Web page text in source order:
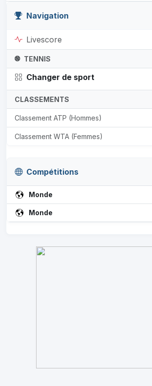
Navigation
Livescore
TENNIS
Changer de sport
CLASSEMENTS
Classement ATP (Hommes)
Classement WTA (Femmes)
Compétitions
Monde
Monde